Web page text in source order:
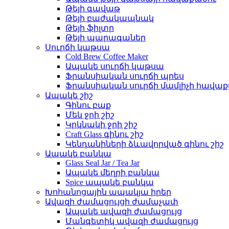
Թեյի գավաթ
Թեյի բաժակապնակ
Թեյի ֆիլտր
Թեյի պարագաներ
Սուրճի կաթսա
Cold Brew Coffee Maker
Ապակե սուրճի կաթսա
Ֆրանսիական սուրճի պրես
Ֆրանսիական սուրճի մամլիչի
Ապակե շիշ
Գինու բաք
Մեկ ջրի շիշ
Կրկնակի ջրի շիշ
Craft Glass գինու շիշ
Կենդանիների ձևավորված գինու շիշ
Ապակե բանկա
Glass Seal Jar / Tea Jar
Ապակե մեղրի բանկա
Spice ապակե բանկա
Խոհանոցային ապակյա իրեր
Ավազի ժամացույցի ժամաչափ
Ապակե ավազի ժամացույց
Մանգետիկ ավազի ժամացույց